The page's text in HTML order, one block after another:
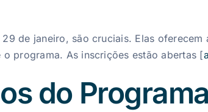
de janeiro, são cruciais. Elas
programa. As inscrições estão abertas [
do Programa